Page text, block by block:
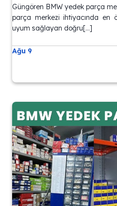
Güngören BMW yedek parça
parça merkezi ihtiyacında en
uyum sağlayan doğru[…]
Ağu 9